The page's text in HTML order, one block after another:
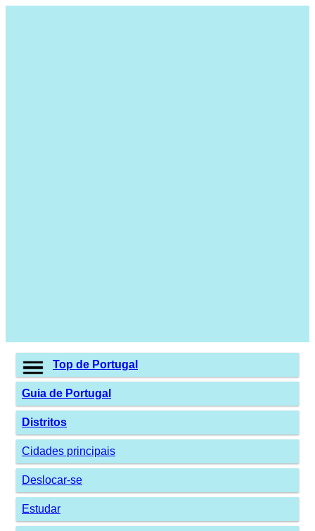
Top de Portugal
Guia de Portugal
Distritos
Cidades principais
Deslocar-se
Estudar